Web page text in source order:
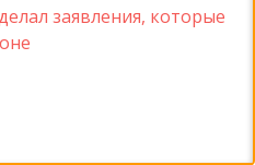
заявления, которые